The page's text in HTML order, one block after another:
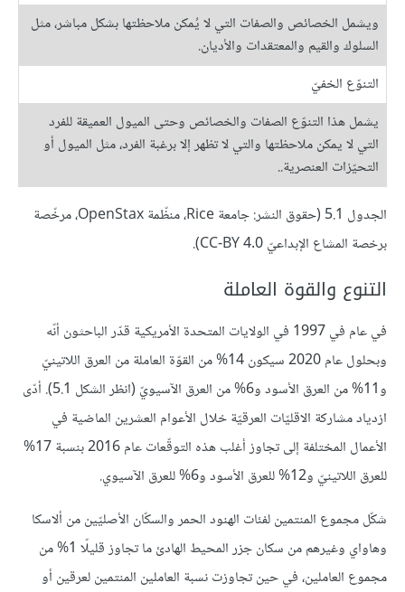
ويشمل الخصائص والصفات التي لا يُمكن ملاحظتها بشكل مباشر، مثل
السلوك والقيم والمعتقدات والأديان.
التنوّع الخفيّ
يشمل هذا التنوّع الصفات والخصائص وحتى الميول العميقة للفرد
التي لا يمكن ملاحظتها والتي لا تظهر إلا برغبة الفرد، مثل الميول أو
التحيّزات العنصرية..
الجدول 5.1 (حقوق النشر: جامعة Rice، منظّمة OpenStax، مرخّصة
برخصة المشاع الإبداعيّ CC-BY 4.0).
التنوع والقوة العاملة
في عام في 1997 في الولايات المتحدة الأمريكية قدّر الباحثون أنّه
وبحلول عام 2020 سيكون 14% من القوّة العاملة من العرق اللاتينيّ
و11% من العرق الأسود و6% من العرق الآسيويّ (انظر الشكل 5.1). أدّى
ازدياد مشاركة الاقليّات العرقيّة خلال الأعوام العشرين الماضية في
الأعمال المختلفة إلى تجاوز أغلب هذه التوقّعات عام 2016 بنسبة 17%
للعرق اللاتينيّ و12% للعرق الأسود و6% للعرق الآسيوي.
شكّل مجموع المنتمين لفئات الهنود الحمر والسكّان الأصليّين من ألاسكا
وهاواي وغيرهم من سكان جزر المحيط الهادئ ما تجاوز قليلّا 1% من
مجموع العاملين، في حين تجاوزت نسبة العاملين المنتمين لعرقين أو